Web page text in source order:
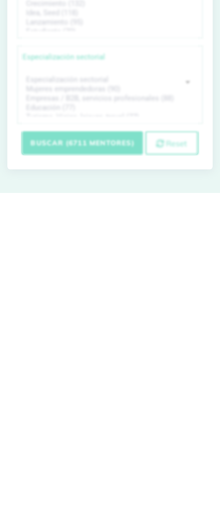
Especialización sectorial
BUSCAR (6711 MENTORES) Reset